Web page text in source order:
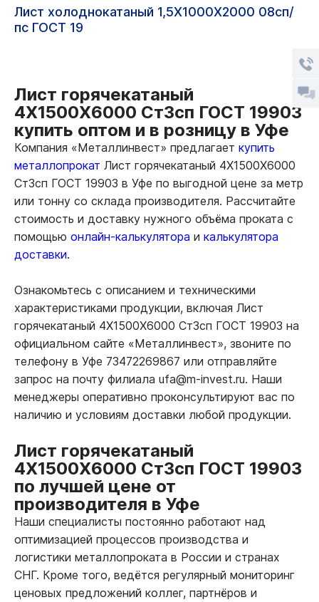
Лист холоднокатаный 1,5Х1000Х2000 08сп/
пс ГОСТ 19
Лист горячекатаный
4Х1500Х6000 Ст3сп ГОСТ 19903
купить оптом и в розницу в Уфе
Компания «Металлинвест» предлагает купить
металлопрокат Лист горячекатаный 4Х1500Х6000
Ст3сп ГОСТ 19903 в Уфе по выгодной цене за метр
или тонну со склада производителя. Рассчитайте
стоимость и доставку нужного объёма проката с
помощью онлайн-калькулятора и калькулятора
доставки.
Ознакомьтесь с описанием и техническими
характеристиками продукции, включая Лист
горячекатаный 4Х1500Х6000 Ст3сп ГОСТ 19903 на
официальном сайте «Металлинвест», звоните по
телефону в Уфе 73472269867 или отправляйте
запрос на почту филиала ufa@m-invest.ru. Наши
менеджеры оперативно проконсультируют вас по
наличию и условиям доставки любой продукции.
Лист горячекатаный
4Х1500Х6000 Ст3сп ГОСТ 19903
по лучшей цене от
производителя в Уфе
Наши специалисты постоянно работают над
оптимизацией процессов производства и
логистики металлопроката в России и странах
СНГ. Кроме того, ведётся регулярный мониторинг
ценовых предложений коллег, партнёров и